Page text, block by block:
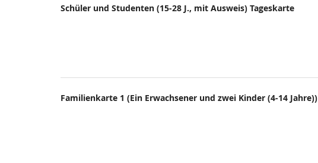
Schüler und Studenten (15-28 J., mit Ausweis) Tageskarte
Familienkarte 1 (Ein Erwachsener und zwei Kinder (4-14 Jahre))